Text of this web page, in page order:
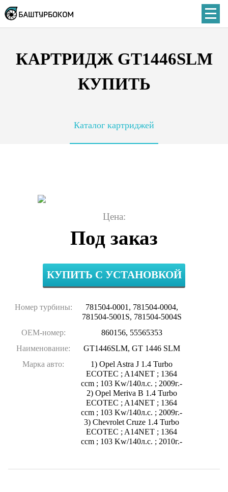
КАРТРИДЖ GT1446SLM
КУПИТЬ
Каталог картриджей
Цена:
Под заказ
КУПИТЬ С УСТАНОВКОЙ
Номер турбины:
781504-0001, 781504-0004,
781504-5001S, 781504-5004S
OEM-номер:
860156, 55565353
Наименование:
GT1446SLM, GT 1446 SLM
Марка авто:
1) Opel Astra J 1.4 Turbo
ECOTEC ; A14NET ; 1364
ccm ; 103 Kw/140л.с. ; 2009г.-
2) Opel Meriva B 1.4 Turbo
ECOTEC ; A14NET ; 1364
ccm ; 103 Kw/140л.с. ; 2009г.-
3) Chevrolet Cruze 1.4 Turbo
ECOTEC ; A14NET ; 1364
ccm ; 103 Kw/140л.с. ; 2010г.-